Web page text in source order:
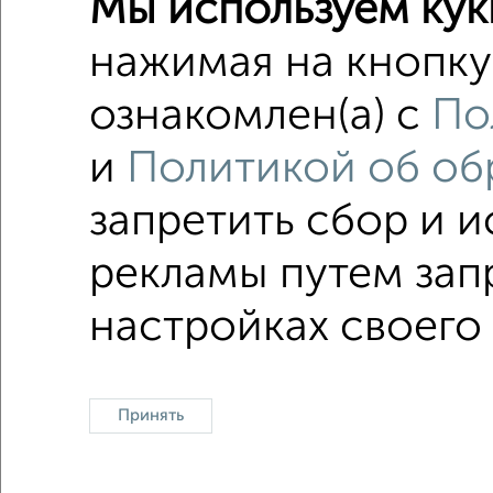
Поиск по
не
в
Цена
Двухкомнатные
Контакты
Мы используем
нажимая на
ознакомлен(а) с
и Политикой об
запретить сбор и
рекламы путем
настройках своего
Принять